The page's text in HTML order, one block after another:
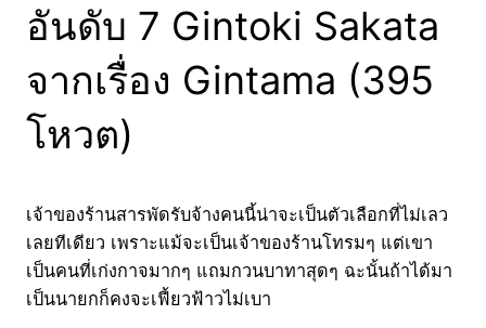
อันดับ 7 Gintoki Sakata
จากเรื่อง Gintama (395
โหวต)
เจ้าของร้านสารพัดรับจ้างคนนี้น่าจะเป็นตัวเลือกที่ไม่เลว
เลยทีเดียว เพราะแม้จะเป็นเจ้าของร้านโทรมๆ แต่เขา
เป็นคนที่เก่งกาจมากๆ แถมกวนบาทาสุดๆ ฉะนั้นถ้าได้มา
เป็นนายกก็คงจะเฟี้ยวฟ้าวไม่เบา